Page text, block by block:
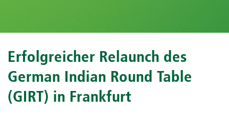
Erfolgreicher Relaunch des
German Indian Round Table
(GIRT) in Frankfurt